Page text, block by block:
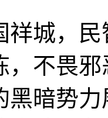
祥城，
，不畏
黑暗势